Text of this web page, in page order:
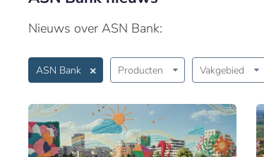
Nieuws over ASN Bank:
ASN Bank Producten Vakgebied